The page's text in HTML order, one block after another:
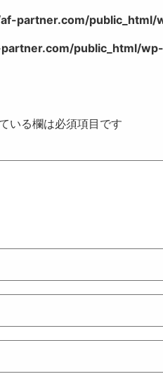
partner.com/
public_html/
いる欄は必須項目です